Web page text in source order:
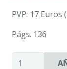
PVP: 17 Euros
Págs. 136
LA